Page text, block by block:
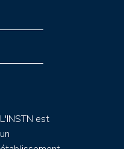
L'INSTN est
un